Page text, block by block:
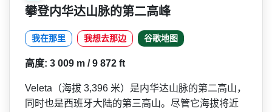
攀登内华达山脉的第二高峰
我在那里 我想去那边 谷歌地图
高度: 3 009 m / 9 872 ft
Veleta（海拔 3,396 米）是内华达山脉的第二高山­，
同时也是西班牙大陆的第三高山。尽管它海拔将近